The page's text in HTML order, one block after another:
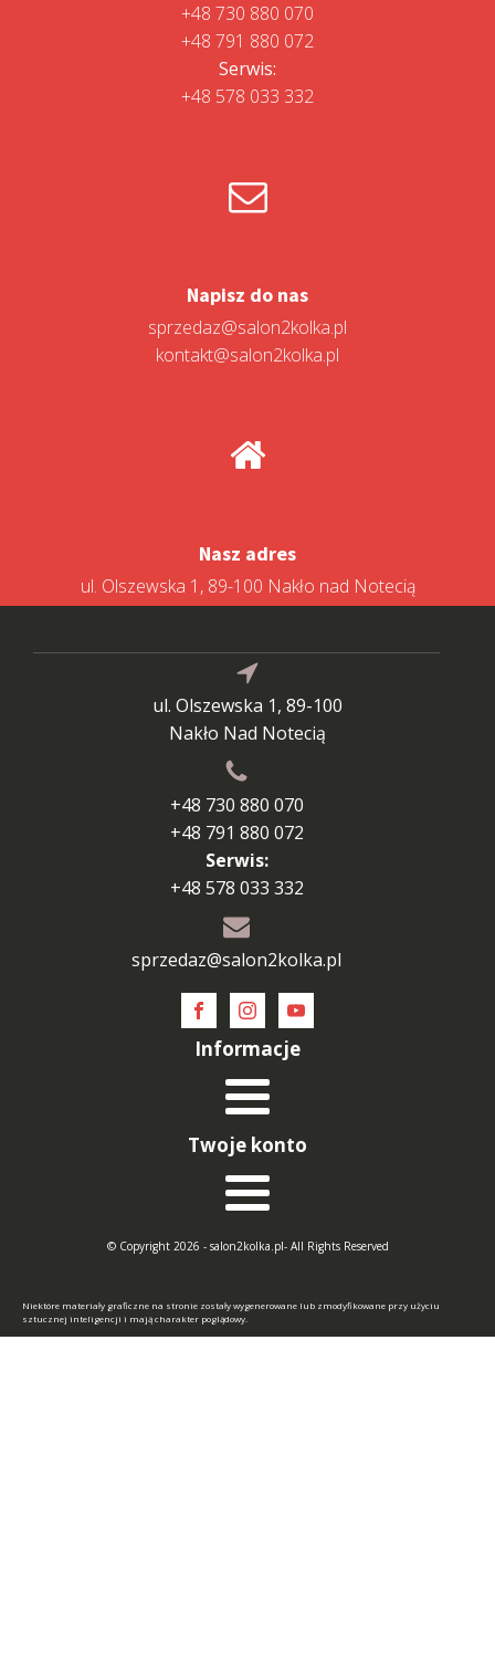
+48 730 880 070
+48 791 880 072
Serwis:
+48 578 033 332
Napisz do nas
sprzedaz@salon2kolka.pl
kontakt@salon2kolka.pl
Nasz adres
ul. Olszewska 1, 89-100 Nakło nad Notecią
ul. Olszewska 1, 89-100
Nakło Nad Notecią
+48 730 880 070
+48 791 880 072
Serwis:
+48 578 033 332
sprzedaz@salon2kolka.pl
Informacje
Twoje konto
© Copyright 2026 - salon2kolka.pl- All Rights Reserved
Niektóre materiały graficzne na stronie zostały wygenerowane lub zmodyfikowane przy użyciu
sztucznej inteligencji i mają charakter poglądowy.